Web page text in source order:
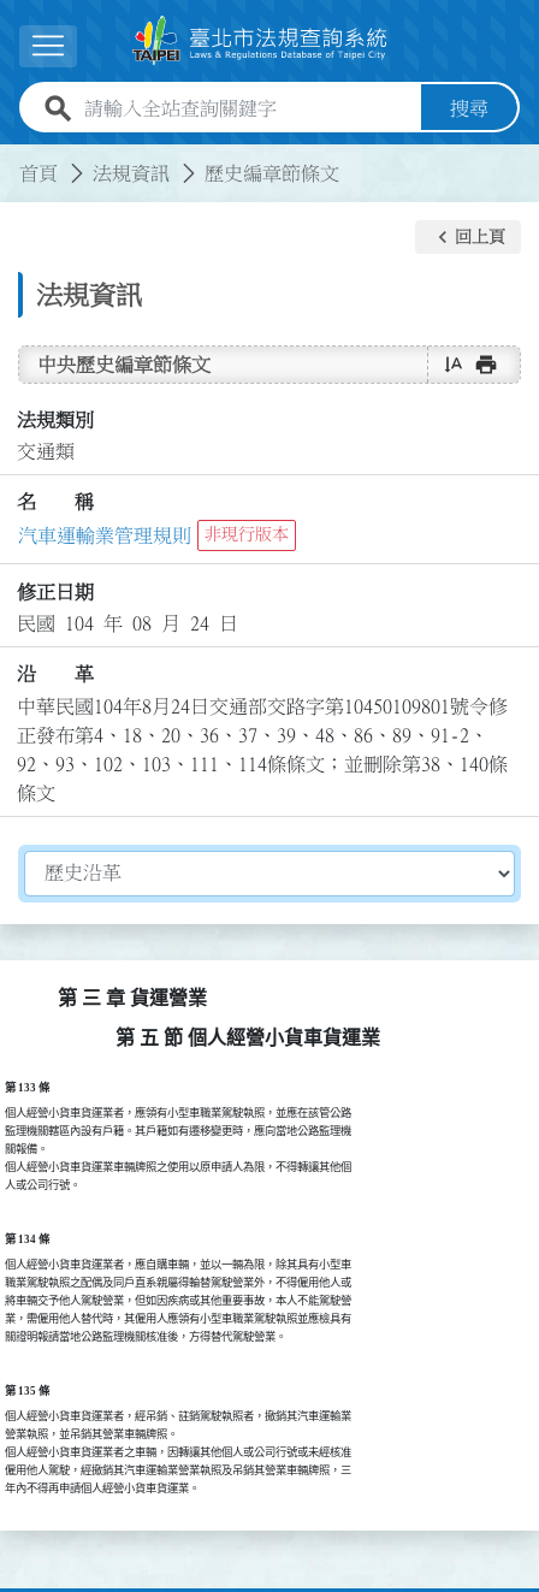
展開選單
全站查詢關鍵字欄位 搜尋
首頁 法規資訊 歷史編章節條文
法規資訊
keyboard_arrow_left 回上頁
中央歷史編章節條文 text_rotate_vertical print
法規類別
交通類
名 稱
汽車運輸業管理規則
非現行版本
修正日期
民國 104 年 08 月 24 日
沿 革
中華民國104年8月24日交通部交路字第10450109801號令修
正發布第4、18、20、36、37、39、48、86、89、91-2、
92、93、102、103、111、114條條文；並刪除第38、140條
條文
切換選擇法規資訊內容
第 三 章 貨運營業
第 五 節 個人經營小貨車貨運業
第 133 條
個人經營小貨車貨運業者，應領有小型車職業駕駛執照，並應在該管公路
監理機關轄區內設有戶籍。其戶籍如有遷移變更時，應向當地公路監理機
關報備。
個人經營小貨車貨運業車輛牌照之使用以原申請人為限，不得轉讓其他個
人或公司行號。
第 134 條
個人經營小貨車貨運業者，應自購車輛，並以一輛為限，除其具有小型車
職業駕駛執照之配偶及同戶直系親屬得輪替駕駛營業外，不得僱用他人或
將車輛交予他人駕駛營業，但如因疾病或其他重要事故，本人不能駕駛營
業，需僱用他人替代時，其僱用人應領有小型車職業駕駛執照並應檢具有
關證明報請當地公路監理機關核准後，方得替代駕駛營業。
第 135 條
個人經營小貨車貨運業者，經吊銷、註銷駕駛執照者，撤銷其汽車運輸業
營業執照，並吊銷其營業車輛牌照。
個人經營小貨車貨運業者之車輛，因轉讓其他個人或公司行號或未經核准
僱用他人駕駛，經撤銷其汽車運輸業營業執照及吊銷其營業車輛牌照，三
年內不得再申請個人經營小貨車貨運業。